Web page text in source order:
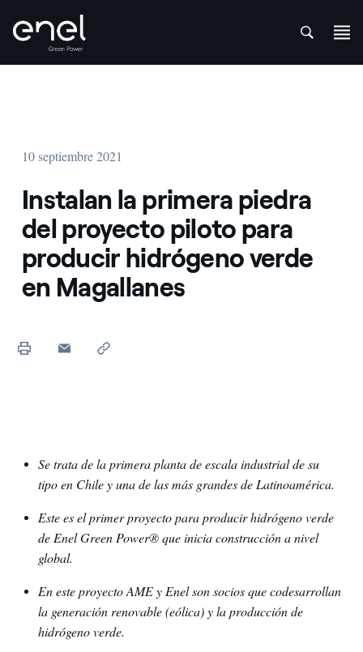
10 septiembre 2021
Instalan la primera piedra
del proyecto piloto para
producir hidrógeno verde
en Magallanes
Se trata de la primera planta de escala industrial de su
tipo en Chile y una de las más grandes de Latinoamérica.
Este es el primer proyecto para producir hidrógeno verde
de Enel Green Power® que inicia construcción a nivel
global.
En este proyecto AME y Enel son socios que codesarrollan
la generación renovable (eólica) y la producción de
hidrógeno verde.